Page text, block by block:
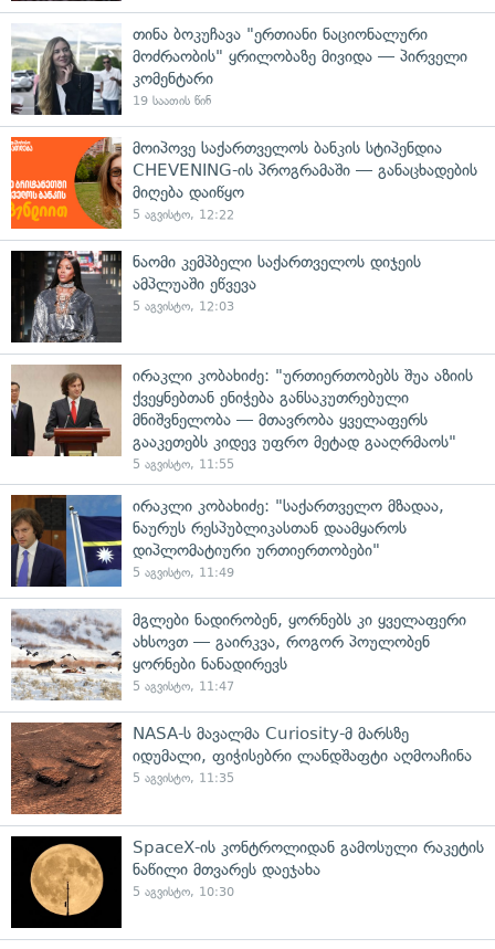
თინა ბოკუჩავა "ერთიანი ნაციონალური
მოძრაობის" ყრილობაზე მივიდა — პირველი
კომენტარი
19 საათის წინ
მოიპოვე საქართველოს ბანკის სტიპენდია
CHEVENING-ის პროგრამაში — განაცხადების
მიღება დაიწყო
5 აგვისტო, 12:22
ნაომი კემპბელი საქართველოს დიჯეის
ამპლუაში ეწვევა
5 აგვისტო, 12:03
ირაკლი კობახიძე: "ურთიერთობებს შუა აზიის
ქვეყნებთან ენიჭება განსაკუთრებული
მნიშვნელობა — მთავრობა ყველაფერს
გააკეთებს კიდევ უფრო მეტად გააღრმაოს"
5 აგვისტო, 11:55
ირაკლი კობახიძე: "საქართველო მზადაა,
ნაურუს რესპუბლიკასთან დაამყაროს
დიპლომატიური ურთიერთობები"
5 აგვისტო, 11:49
მგლები ნადირობენ, ყორნებს კი ყველაფერი
ახსოვთ — გაირკვა, როგორ პოულობენ
ყორნები ნანადირევს
5 აგვისტო, 11:47
NASA-ს მავალმა Curiosity-მ მარსზე
იდუმალი, ფიჭისებრი ლანდშაფტი აღმოაჩინა
5 აგვისტო, 11:35
SpaceX-ის კონტროლიდან გამოსული რაკეტის
ნაწილი მთვარეს დაეჯახა
5 აგვისტო, 10:30